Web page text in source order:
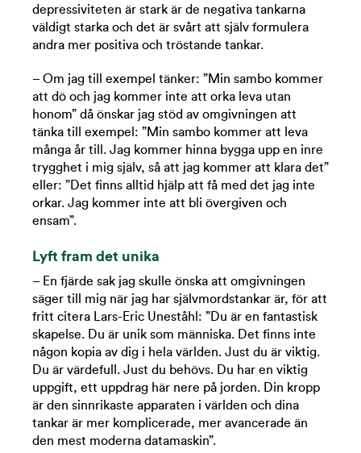
depressiviteten är stark är de negativa tankarna
väldigt starka och det är svårt att själv formulera
andra mer positiva och tröstande tankar.
– Om jag till exempel tänker: ”Min sambo kommer
att dö och jag kommer inte att orka leva utan
honom” då önskar jag stöd av omgivningen att
tänka till exempel: ”Min sambo kommer att leva
många år till. Jag kommer hinna bygga upp en inre
trygghet i mig själv, så att jag kommer att klara det”
eller: ”Det finns alltid hjälp att få med det jag inte
orkar. Jag kommer inte att bli övergiven och
ensam”.
Lyft fram det unika
– En fjärde sak jag skulle önska att omgivningen
säger till mig när jag har självmordstankar är, för att
fritt citera Lars-Eric Uneståhl: ”Du är en fantastisk
skapelse. Du är unik som människa. Det finns inte
någon kopia av dig i hela världen. Just du är viktig.
Du är värdefull. Just du behövs. Du har en viktig
uppgift, ett uppdrag här nere på jorden. Din kropp
är den sinnrikaste apparaten i världen och dina
tankar är mer komplicerade, mer avancerade än
den mest moderna datamaskin”.